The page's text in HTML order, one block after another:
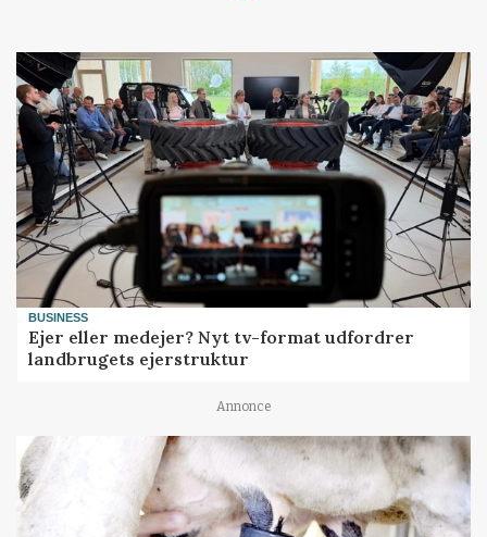
BUSINESS
Ejer eller medejer? Nyt tv-format udfordrer
landbrugets ejerstruktur
Annonce